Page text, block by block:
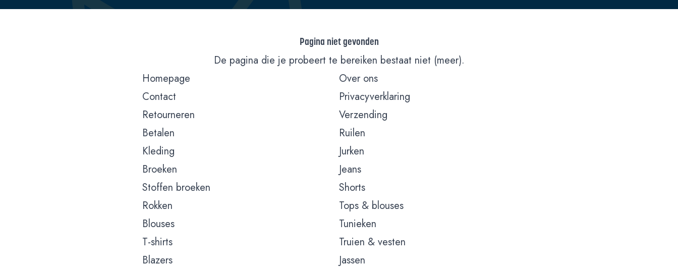
Pagina niet gevonden
De pagina die je probeert te bereiken bestaat niet (meer).
Homepage
Over ons
Contact
Privacyverklaring
Retourneren
Verzending
Betalen
Ruilen
Kleding
Jurken
Broeken
Jeans
Stoffen broeken
Shorts
Rokken
Tops & blouses
Blouses
Tunieken
T-shirts
Truien & vesten
Blazers
Jassen